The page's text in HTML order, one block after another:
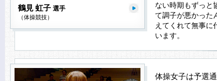
鶴見 虹子 選手
（体操競技）
ない時期もずっと
て調子が悪かった
えてくれて無事に
います。
体操女子は予選